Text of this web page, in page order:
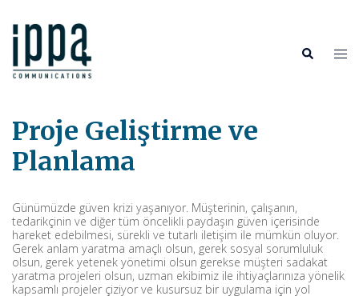
atla
Search
Proje Geliştirme ve
Planlama
Günümüzde güven krizi yaşanıyor. Müşterinin, çalışanın,
tedarikçinin ve diğer tüm öncelikli paydaşın güven içerisinde
hareket edebilmesi, sürekli ve tutarlı iletişim ile mümkün oluyor.
Gerek anlam yaratma amaçlı olsun, gerek sosyal sorumluluk
olsun, gerek yetenek yönetimi olsun gerekse müşteri sadakat
yaratma projeleri olsun, uzman ekibimiz ile ihtiyaçlarınıza yönelik
kapsamlı projeler çiziyor ve kusursuz bir uygulama için yol